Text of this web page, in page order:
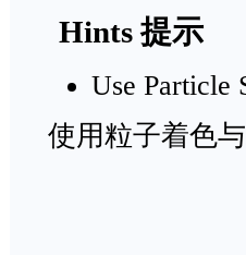
Hints 提示
Use Particle
使用粒子着色